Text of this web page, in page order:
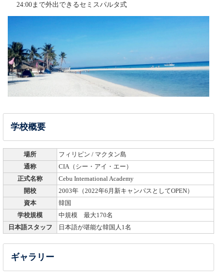
24:00まで外出できるセミスパルタ式
学校概要
場所
フィリピン / マクタン島
通称
CIA（シー・アイ・エー）
正式名称
Cebu International Academy
開校
2003年（2022年6月新キャンパスとしてOPEN）
資本
韓国
学校規模
中規模 最大170名
日本語スタッフ
日本語が堪能な韓国人1名
ギャラリー